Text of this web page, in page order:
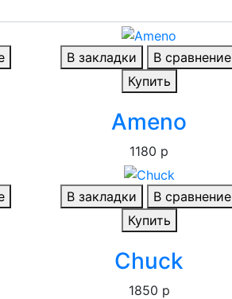
В закладки
В сравнение
Купить
Ameno
1180 р
В закладки
В сравнение
Купить
Chuck
1850 р